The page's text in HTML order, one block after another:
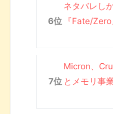
ネタバレし
『Fate/
Micron、
とメモリ事